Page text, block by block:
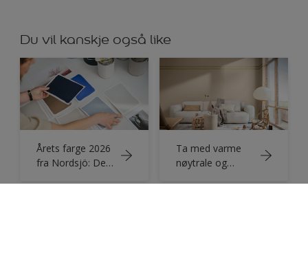
Du vil kanskje også like
Årets farge 2026
fra Nordsjö: De
Ta med varme
nøytrale og